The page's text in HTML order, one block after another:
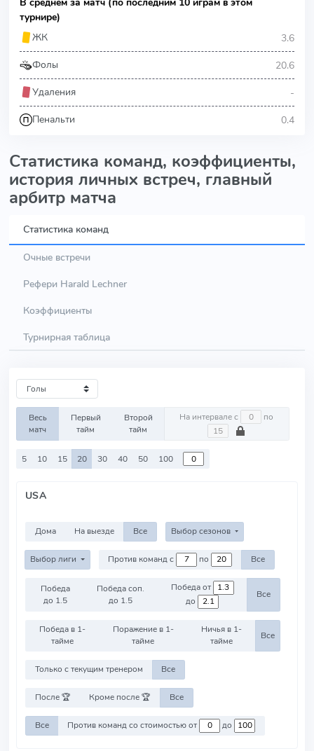
турнире)
ЖК
3.6
Фолы 20.6
Удаления -
Пенальти 0.4
Статистика команд, коэффициенты,
история личных встреч, главный
арбитр матча
Статистика команд
Очные встречи
Рефери Harald Lechner
Коэффициенты
Турнирная таблица
Весь
матч
Первый
тайм
Второй
тайм
На интервале с по
5 10 15 20 30 40 50 100
USA
Дома На выезде Все Выбор сезонов
Выбор лиги Против команд с по Все
Победа
до 1.5
Победа соп.
до 1.5
Победа от
до
Все
Победа в 1-
тайме
Поражение в 1-
тайме
Ничья в 1-
тайме
Все
Только с текущим тренером Все
После 🏆 Кроме после 🏆 Все
Все Против команд со стоимостью от до